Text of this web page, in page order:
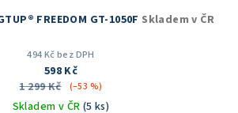
FREEDOM GT-1050F Skladem v ČR
494 Kč bez DPH
598 Kč
1 299 Kč
(–53 %)
Skladem v ČR (5 ks)